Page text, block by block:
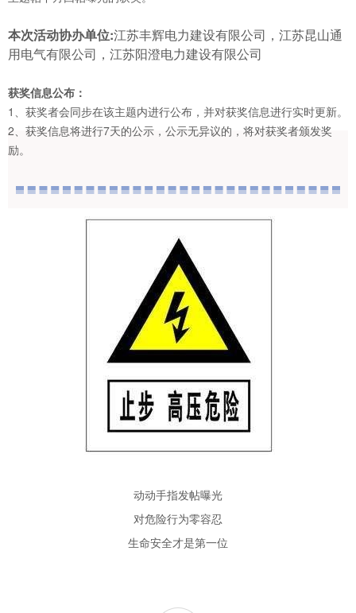
本次活动协办单位:江苏丰辉电力建设有限公司，江苏昆山通
用电气有限公司，江苏阳澄电力建设有限公司
获奖信息公布：
1、获奖者会同步在该主题内进行公布，并对获奖信息进行实时更新。
2、获奖信息将进行7天的公示，公示无异议的，将对获奖者颁发奖
励。
动动手指发帖曝光
对危险行为零容忍
生命安全才是第一位